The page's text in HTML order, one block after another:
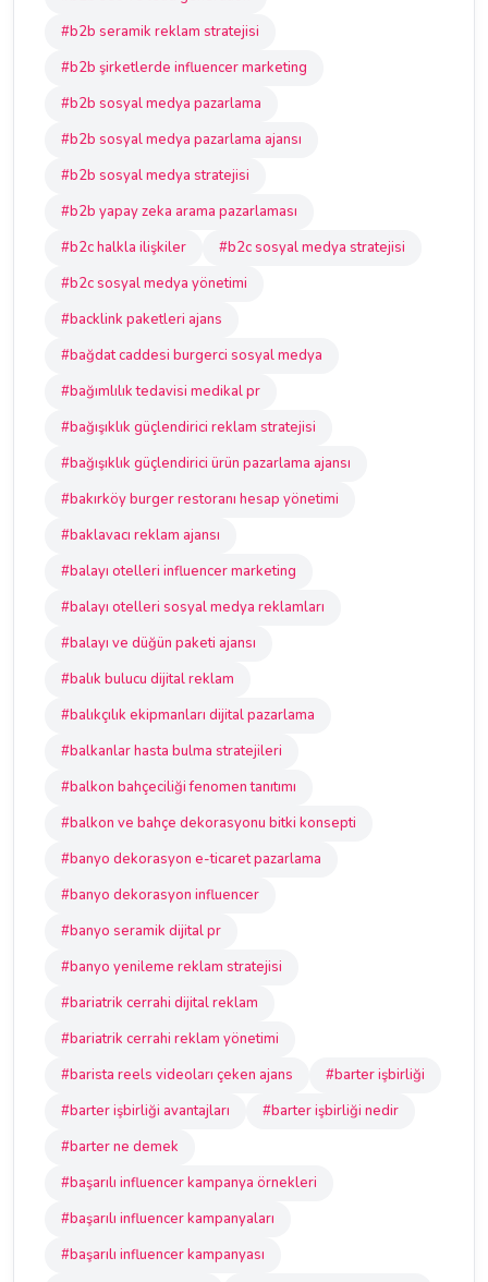
#b2b seramik reklam stratejisi
#b2b şirketlerde influencer marketing
#b2b sosyal medya pazarlama
#b2b sosyal medya pazarlama ajansı
#b2b sosyal medya stratejisi
#b2b yapay zeka arama pazarlaması
#b2c halkla ilişkiler
#b2c sosyal medya stratejisi
#b2c sosyal medya yönetimi
#backlink paketleri ajans
#bağdat caddesi burgerci sosyal medya
#bağımlılık tedavisi medikal pr
#bağışıklık güçlendirici reklam stratejisi
#bağışıklık güçlendirici ürün pazarlama ajansı
#bakırköy burger restoranı hesap yönetimi
#baklavacı reklam ajansı
#balayı otelleri influencer marketing
#balayı otelleri sosyal medya reklamları
#balayı ve düğün paketi ajansı
#balık bulucu dijital reklam
#balıkçılık ekipmanları dijital pazarlama
#balkanlar hasta bulma stratejileri
#balkon bahçeciliği fenomen tanıtımı
#balkon ve bahçe dekorasyonu bitki konsepti
#banyo dekorasyon e-ticaret pazarlama
#banyo dekorasyon influencer
#banyo seramik dijital pr
#banyo yenileme reklam stratejisi
#bariatrik cerrahi dijital reklam
#bariatrik cerrahi reklam yönetimi
#barista reels videoları çeken ajans
#barter işbirliği
#barter işbirliği avantajları
#barter işbirliği nedir
#barter ne demek
#başarılı influencer kampanya örnekleri
#başarılı influencer kampanyaları
#başarılı influencer kampanyası